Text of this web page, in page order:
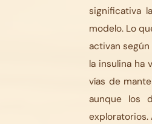
significativa
modelo. Lo
activan
la insulina ha
vías de
aunque los
exploratorios.